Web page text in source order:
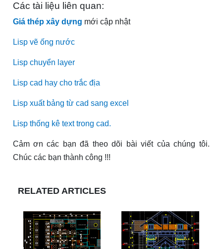
Các tài liệu liên quan:
Giá thép xây dựng mới cập nhật
Lisp vẽ ống nước
Lisp chuyển layer
Lisp cad hay cho trắc địa
Lisp xuất bảng từ cad sang excel
Lisp thống kê text trong cad.
Cảm ơn các bạn đã theo dõi bài viết của chúng tôi.
Chúc các bạn thành công !!!
RELATED ARTICLES